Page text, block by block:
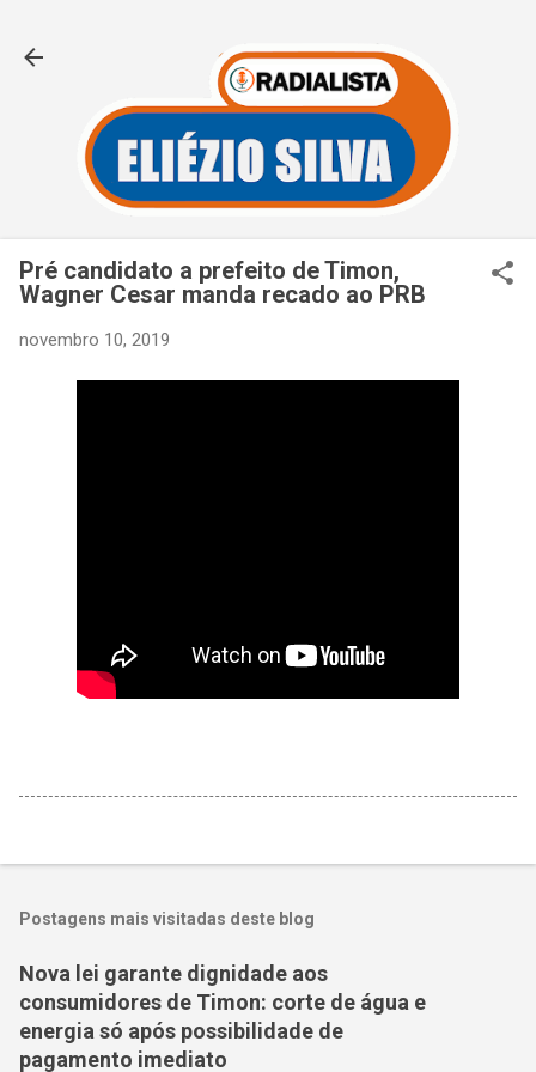
Pré candidato a prefeito de Timon,
Wagner Cesar manda recado ao PRB
novembro 10, 2019
Postagens mais visitadas deste blog
Nova lei garante dignidade aos
consumidores de Timon: corte de água e
energia só após possibilidade de
pagamento imediato